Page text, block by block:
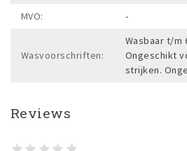
MVO:
-
Wasvoorschriften:
Wasbaar t/m
Ongeschikt
strijken.
Reviews